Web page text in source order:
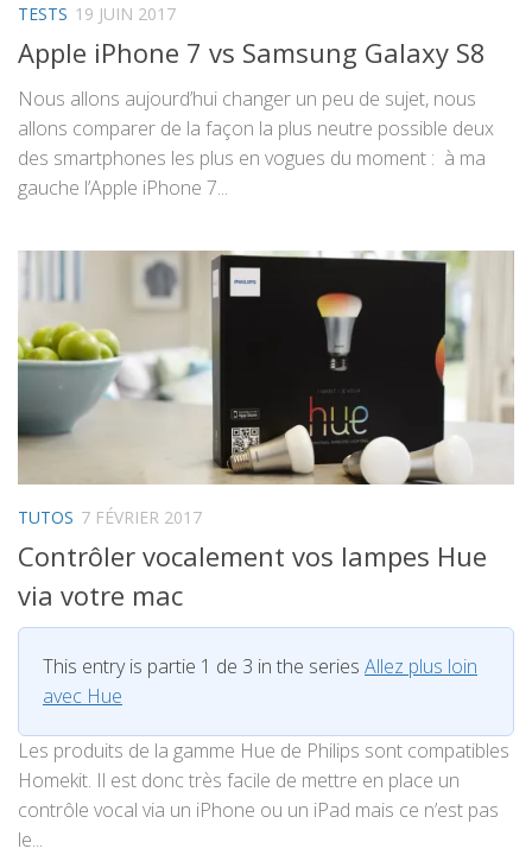
TESTS 19 JUIN 2017
Apple iPhone 7 vs Samsung Galaxy S8
Nous allons aujourd’hui changer un peu de sujet, nous
allons comparer de la façon la plus neutre possible deux
des smartphones les plus en vogues du moment : à ma
gauche l’Apple iPhone 7...
TUTOS 7 FÉVRIER 2017
Contrôler vocalement vos lampes Hue
via votre mac
This entry is partie 1 de 3 in the series Allez plus loin
avec Hue
Les produits de la gamme Hue de Philips sont compatibles
Homekit. Il est donc très facile de mettre en place un
contrôle vocal via un iPhone ou un iPad mais ce n’est pas
le...